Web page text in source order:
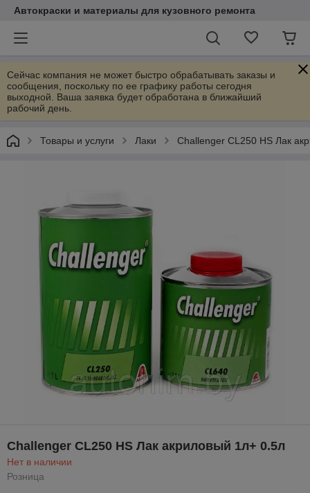
Автокраски и материалы для кузовного ремонта
Сейчас компания не может быстро обрабатывать заказы и
сообщения, поскольку по ее графику работы сегодня
выходной. Ваша заявка будет обработана в ближайший
рабочий день.
Товары и услуги Лаки Challenger CL250 HS Лак
Challenger CL250 HS Лак акриловый 1л+ 0.5л
Нет в наличии
Розница